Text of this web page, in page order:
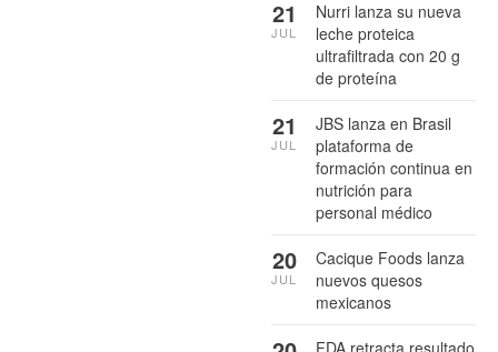
Nurri lanza su nueva
leche proteica
ultrafiltrada con 20 g
de proteína
21
JUL
JBS lanza en Brasil
plataforma de
formación continua en
nutrición para
personal médico
21
JUL
Cacique Foods lanza
nuevos quesos
mexicanos
20
JUL